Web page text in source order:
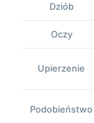
Dziób
Oczy
Upierzenie
Podobieństwo